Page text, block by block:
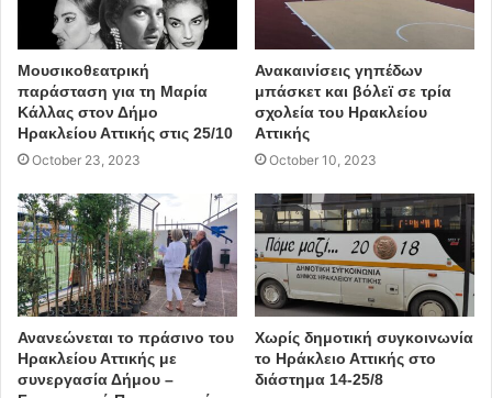
Μουσικοθεατρική
παράσταση για τη Μαρία
Κάλλας στον Δήμο
Ηρακλείου Αττικής στις 25/10
October 23, 2023
Ανακαινίσεις γηπέδων
μπάσκετ και βόλεϊ σε τρία
σχολεία του Ηρακλείου
Αττικής
October 10, 2023
Ανανεώνεται το πράσινο του
Ηρακλείου Αττικής με
συνεργασία Δήμου –
Χωρίς δημοτική συγκοινωνία
το Ηράκλειο Αττικής στο
διάστημα 14-25/8